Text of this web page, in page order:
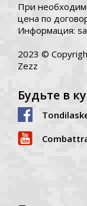
При
цена по
Информация:
2023 ©
Zezz
Будьте в